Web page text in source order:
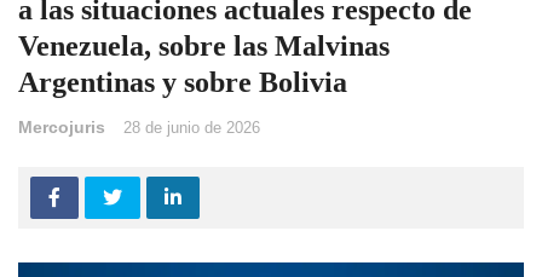
a las situaciones actuales respecto de
Venezuela, sobre las Malvinas
Argentinas y sobre Bolivia
Mercojuris 28 de junio de 2026